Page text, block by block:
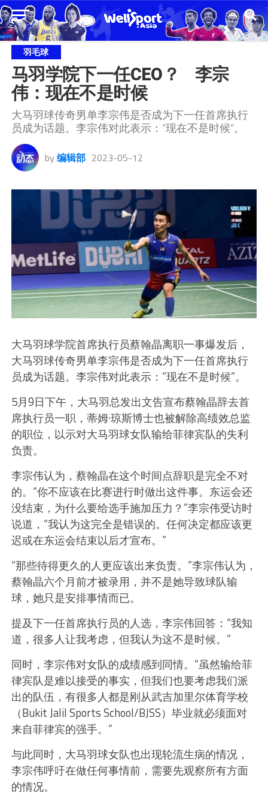
羽毛球
马羽学院下一任CEO？    李宗
伟：现在不是时候
大马羽球传奇男单李宗伟是否成为下一任首席执行
员成为话题。李宗伟对此表示：“现在不是时候”。
by 编辑部 2023-05-12
大马羽球学院首席执行员蔡翰晶离职一事爆发后，
大马羽球传奇男单李宗伟是否成为下一任首席执行
员成为话题。李宗伟对此表示：“现在不是时候”。
5月9日下午，大马羽总发出文告宣布蔡翰晶辞去首
席执行员一职，蒂姆·琼斯博士也被解除高绩效总监
的职位，以示对大马羽球女队输给菲律宾队的失利
负责。
李宗伟认为，蔡翰晶在这个时间点辞职是完全不对
的。“你不应该在比赛进行时做出这件事。东运会还
没结束，为什么要给选手施加压力？”李宗伟受访时
说道，“我认为这完全是错误的。任何决定都应该更
迟或在东运会结束以后才宣布。”
“那些待得更久的人更应该出来负责。”李宗伟认为，
蔡翰晶六个月前才被录用，并不是她导致球队输
球，她只是安排事情而已。
提及下一任首席执行员的人选，李宗伟回答：“我知
道，很多人让我考虑，但我认为这不是时候。”
同时，李宗伟对女队的成绩感到同情。“虽然输给菲
律宾队是难以接受的事实，但我们也要考虑我们派
出的队伍，有很多人都是刚从武吉加里尔体育学校
（Bukit Jalil Sports School/BJSS）毕业就必须面对
来自菲律宾的强手。”
与此同时，大马羽球女队也出现轮流生病的情况，
李宗伟呼吁在做任何事情前，需要先观察所有方面
的情况。